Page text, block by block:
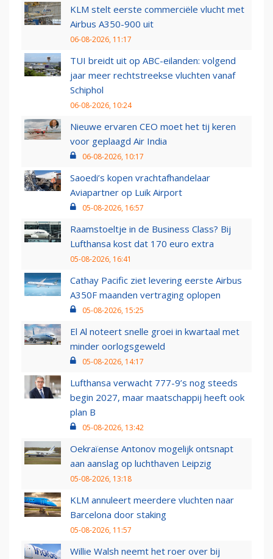
KLM stelt eerste commerciële vlucht met
Airbus A350-900 uit
06-08-2026, 11:17
TUI breidt uit op ABC-eilanden: volgend
jaar meer rechtstreekse vluchten vanaf
Schiphol
06-08-2026, 10:24
Nieuwe ervaren CEO moet het tij keren
voor geplaagd Air India
06-08-2026, 10:17
Saoedi’s kopen vrachtafhandelaar
Aviapartner op Luik Airport
05-08-2026, 16:57
Raamstoeltje in de Business Class? Bij
Lufthansa kost dat 170 euro extra
05-08-2026, 16:41
Cathay Pacific ziet levering eerste Airbus
A350F maanden vertraging oplopen
05-08-2026, 15:25
El Al noteert snelle groei in kwartaal met
minder oorlogsgeweld
05-08-2026, 14:17
Lufthansa verwacht 777-9’s nog steeds
begin 2027, maar maatschappij heeft ook
plan B
05-08-2026, 13:42
Oekraïense Antonov mogelijk ontsnapt
aan aanslag op luchthaven Leipzig
05-08-2026, 13:18
KLM annuleert meerdere vluchten naar
Barcelona door staking
05-08-2026, 11:57
Willie Walsh neemt het roer over bij